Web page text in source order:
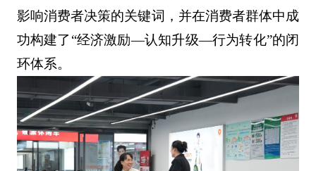
影响消费者决策的关键词，并在消费者群体中成
功构建了“经济激励—认知升级—行为转化”的闭
环体系。